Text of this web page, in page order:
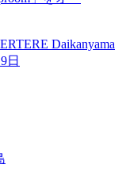
Daikanyama
日